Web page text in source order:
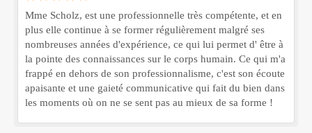
Mme Scholz, est une professionnelle très compétente, et en
plus elle continue à se former régulièrement malgré ses
nombreuses années d'expérience, ce qui lui permet d' être à
la pointe des connaissances sur le corps humain. Ce qui m'a
frappé en dehors de son professionnalisme, c'est son écoute
apaisante et une gaieté communicative qui fait du bien dans
les moments où on ne se sent pas au mieux de sa forme !